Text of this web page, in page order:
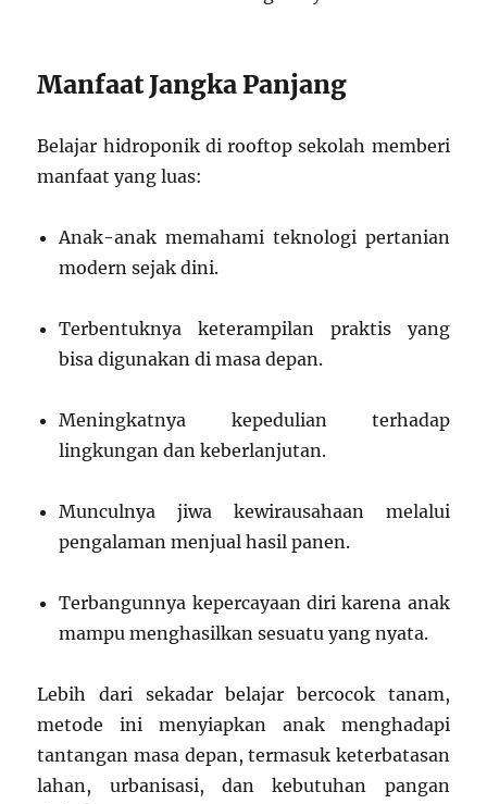
Manfaat Jangka Panjang
Belajar hidroponik di rooftop sekolah memberi
manfaat yang luas:
Anak-anak memahami teknologi pertanian
modern sejak dini.
Terbentuknya keterampilan praktis yang
bisa digunakan di masa depan.
Meningkatnya kepedulian terhadap
lingkungan dan keberlanjutan.
Munculnya jiwa kewirausahaan melalui
pengalaman menjual hasil panen.
Terbangunnya kepercayaan diri karena anak
mampu menghasilkan sesuatu yang nyata.
Lebih dari sekadar belajar bercocok tanam,
metode ini menyiapkan anak menghadapi
tantangan masa depan, termasuk keterbatasan
lahan, urbanisasi, dan kebutuhan pangan